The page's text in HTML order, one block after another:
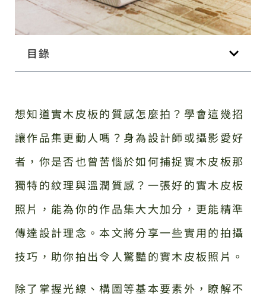
目錄
想知道實木皮板的質感怎麼拍？學會這幾招
讓作品集更動人嗎？身為設計師或攝影愛好
者，你是否也曾苦惱於如何捕捉實木皮板那
獨特的紋理與溫潤質感？一張好的實木皮板
照片，能為你的作品集大大加分，更能精準
傳達設計理念。本文將分享一些實用的拍攝
技巧，助你拍出令人驚豔的實木皮板照片。
除了掌握光線、構圖等基本要素外，瞭解不